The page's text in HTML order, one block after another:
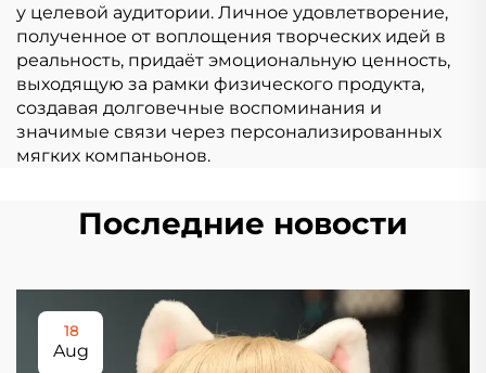
у целевой аудитории. Личное удовлетворение,
полученное от воплощения творческих идей в
реальность, придаёт эмоциональную ценность,
выходящую за рамки физического продукта,
создавая долговечные воспоминания и
значимые связи через персонализированных
мягких компаньонов.
Последние новости
18
Aug